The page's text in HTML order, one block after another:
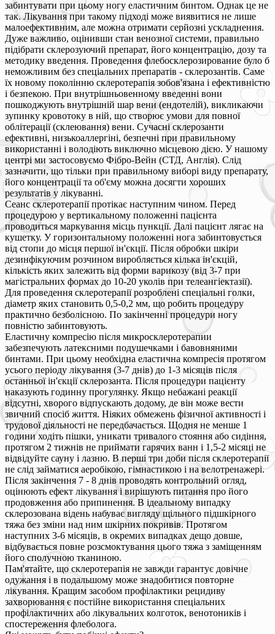
забинтувати при цьому ногу еластичним бинтом. Однак це не
так. Лікування при такому підході може виявитися не лише
малоефективним, але можна отримати серйозні ускладнення.
Дуже важливо, оцінивши стан венозної системи, правильно
підібрати склерозуючий препарат, його концентрацію, дозу та
методику введення. Проведення флебосклерозирование було б
неможливим без спеціальних препаратів - склерозантів. Саме
їх новому поколінню склеротерапія зобов'язана і ефективністю
і безпекою. При внутрішньовенному введенні вони
пошкоджують внутрішній шар вени (ендотелій), викликаючи
зупинку кровотоку в ній, що створює умови для повної
облітерації (склеювання) вени. Сучасні склерозанти
ефективні, низькоаллергіні, безпечні при правильному
використанні і володіють виключно місцевою дією. У нашому
центрі ми застосовуємо Фібро-Вейн (СТД, Англія). Слід
зазначити, що тільки при правильному виборі виду препарату,
його концентрації та об'єму можна досягти хороших
результатів у лікуванні.
Сеанс склеротерапії протікає наступним чином. Перед
процедурою у вертикальному положенні пацієнта
проводиться маркування місць пункції. Далі пацієнт лягає на
кушетку. У горизонтальному положенні нога забинтовується
від стопи до місця першої ін'єкції. Після обробки шкіри
дезинфікуючим розчином виробляється кілька ін'єкцій,
кількість яких залежить від форми варикозу (від 3-7 при
магістральних формах до 10-20 уколів при телеангіектазії).
Для проведення склеротерапії розроблені спеціальні голки,
діаметр яких становить 0,5-0,2 мм, що робить процедуру
практично безболісною. По закінченні процедури ногу
повністю забинтовують.
Еластичну компресію після микросклеротерапии
забезпечують латексними подушечками і бавовняними
бинтами. При цьому необхідна еластична компресія протягом
усього періоду лікування (3-7 днів) до 1-3 місяців після
останньої ін'єкції склерозанта. Після процедури пацієнту
наказують годинну прогулянку. Якщо небажані реакції
відсутні, хворого відпускають додому, де він може вести
звичний спосіб життя. Ніяких обмежень фізичної активності і
трудової діяльності не передбачається. Щодня не менше 1
години ходіть пішки, уникати тривалого стояння або сидіння,
протягом 2 тижнів не приймати гарячих ванн і 1,5-2 місяці не
відвідуйте сауну і лазню. В перші три доби після склеротерапії
не слід займатися аеробікою, гімнастикою і на велотренажері.
Після закінчення 7 - 8 днів проводять контрольний огляд,
оцінюють ефект лікування і вирішують питання про його
продовження або припинення. В ідеальному випадку
склерозована відень набуває вигляду щільного підшкірного
тяжа без зміни над ним шкірних покривів. Протягом
наступних 3-6 місяців, в окремих випадках дещо довше,
відбувається повне розсмоктування цього тяжа з заміщенням
його сполучною тканиною.
Пам'ятайте, що склеротерапія не завжди гарантує довічне
одужання і в подальшому може знадобитися повторне
лікування. Кращим засобом профілактики рецидиву
захворювання є постійне використання спеціальних
профілактичних або лікувальних колготок, венотоників і
спостереження флеболога.